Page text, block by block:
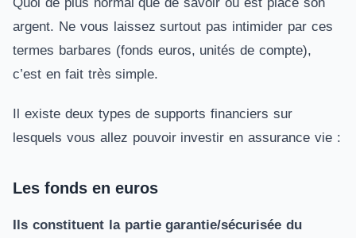
argent. Ne vous laissez surtout pas intimider par ces
termes barbares (fonds euros, unités de compte),
c’est en fait très simple.
Il existe deux types de supports financiers sur
lesquels vous allez pouvoir investir en assurance vie :
Les fonds en euros
Ils constituent la partie garantie/sécurisée du